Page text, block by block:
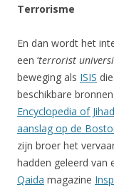
Terrorisme
En dan wordt het
een ‘terrorist
beweging als ISIS
beschikbare
Encyclopedia of Jihad
aanslag op de
zijn broer het
hadden geleerd van
Qaida magazine